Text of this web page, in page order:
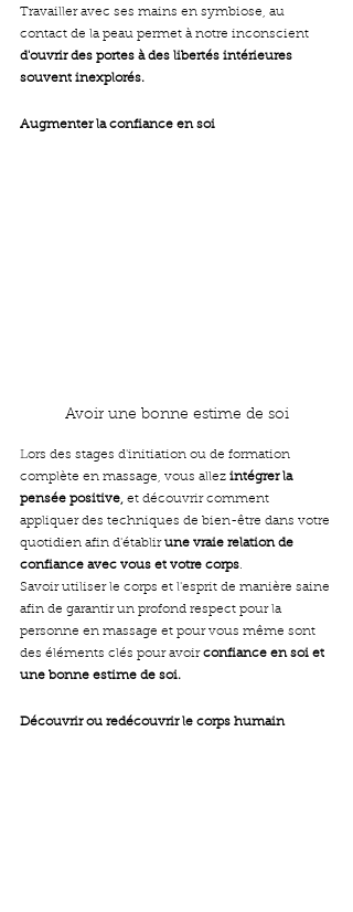
Travailler avec ses mains en symbiose, au
contact de la peau permet à notre inconscient
d'ouvrir des portes à des libertés intérieures
souvent inexplorés.
Augmenter la confiance en soi
Avoir une bonne estime de soi
Lors des stages d'initiation ou de formation
complète en massage, vous allez intégrer la
pensée positive, et découvrir comment
appliquer des techniques de bien-être dans votre
quotidien afin d'établir une vraie relation de
confiance avec vous et votre corps.
Savoir utiliser le corps et l'esprit de manière saine
afin de garantir un profond respect pour la
personne en massage et pour vous même sont
des éléments clés pour avoir confiance en soi et
une bonne estime de soi.
Découvrir ou redécouvrir le corps humain